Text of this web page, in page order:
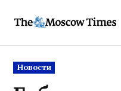
Posted
in
Новости